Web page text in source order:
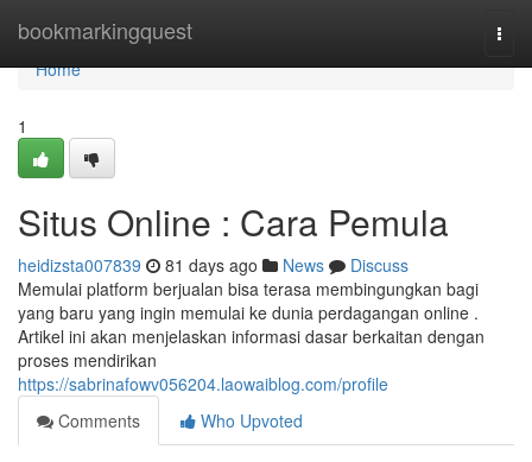
bookmarkingquest
Home
Home
1
Situs Online : Cara Pemula
heidizsta007839 81 days ago News
Discuss
Memulai platform berjualan bisa terasa membingungkan bagi
yang baru yang ingin memulai ke dunia perdagangan online .
Artikel ini akan menjelaskan informasi dasar berkaitan dengan
proses mendirikan
https://sabrinafowv056204.laowaiblog.com/profile
Comments
Who Upvoted